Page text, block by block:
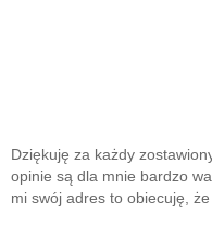
Dziękuję za każdy
opinie są dla mnie bardzo
mi swój adres to obiecuję,